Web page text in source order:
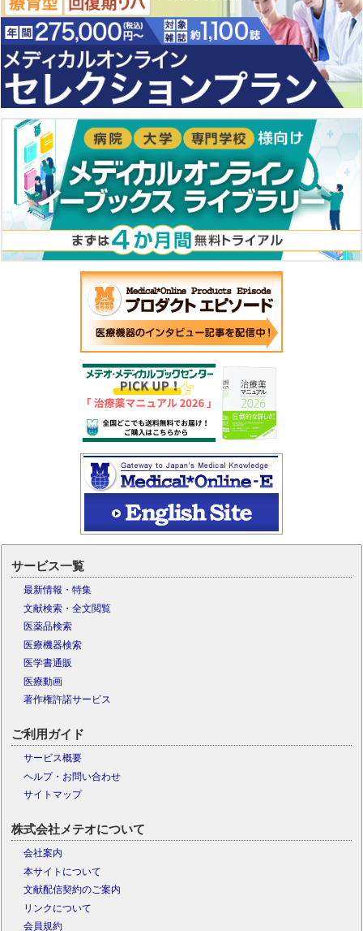
サービス一覧
最新情報・特集
文献検索・全文閲覧
医薬品検索
医療機器検索
医学書通販
医療動画
著作権許諾サービス
ご利用ガイド
サービス概要
ヘルプ・お問い合わせ
サイトマップ
株式会社メテオについて
会社案内
本サイトについて
文献配信契約のご案内
リンクについて
会員規約